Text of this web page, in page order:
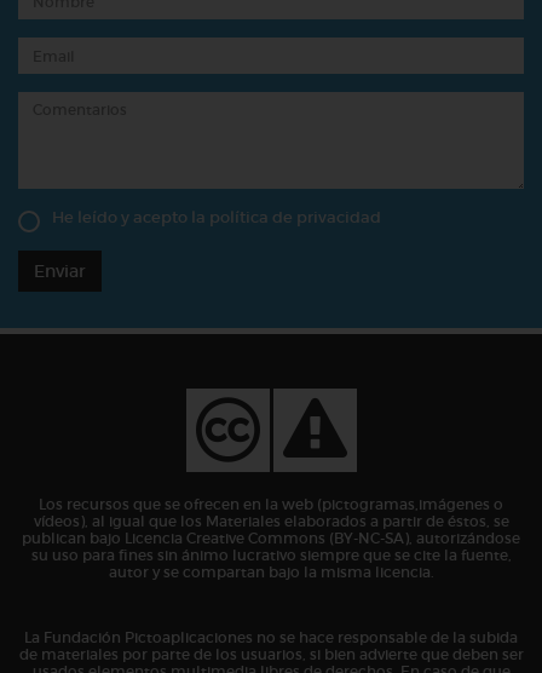
He leído y acepto la política de privacidad
Enviar
Los recursos que se ofrecen en la web (pictogramas,imágenes o
vídeos), al igual que los Materiales elaborados a partir de éstos, se
publican bajo Licencia Creative Commons (BY-NC-SA), autorizándose
su uso para fines sin ánimo lucrativo siempre que se cite la fuente,
autor y se compartan bajo la misma licencia.
La Fundación Pictoaplicaciones no se hace responsable de la subida
de materiales por parte de los usuarios, si bien advierte que deben ser